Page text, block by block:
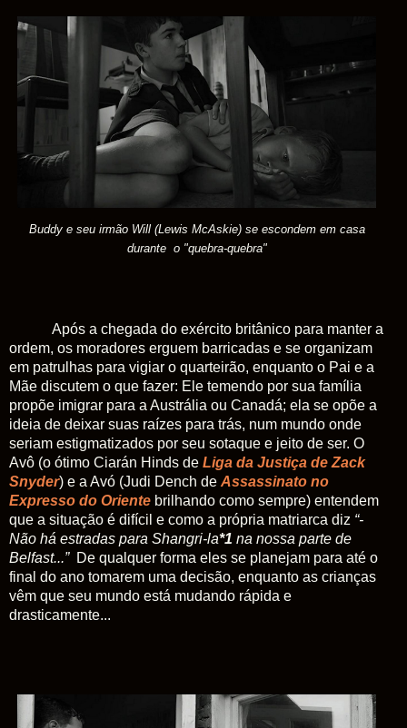
Buddy e seu irmão Will (Lewis McAskie) se escondem em casa
durante o "quebra-quebra"
Após a chegada do exército britânico para manter a
ordem, os moradores erguem barricadas e se organizam
em patrulhas para vigiar o quarteirão, enquanto o Pai e a
Mãe discutem o que fazer: Ele temendo por sua família
propõe imigrar para a Austrália ou Canadá; ela se opõe a
ideia de deixar suas raízes para trás, num mundo onde
seriam estigmatizados por seu sotaque e jeito de ser. O
Avô (o ótimo Ciarán Hinds de Liga da Justiça de Zack
Snyder) e a Avó (Judi Dench de Assassinato no
Expresso do Oriente brilhando como sempre) entendem
que a situação é difícil e como a própria matriarca diz “-
Não há estradas para Shangri-la*1 na nossa parte de
Belfast...” De qualquer forma eles se planejam para até o
final do ano tomarem uma decisão, enquanto as crianças
vêm que seu mundo está mudando rápida e
drasticamente...